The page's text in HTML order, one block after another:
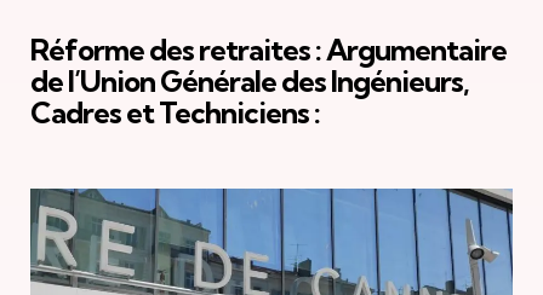
Réforme des retraites : Argumentaire
de l’Union Générale des Ingénieurs,
Cadres et Techniciens :